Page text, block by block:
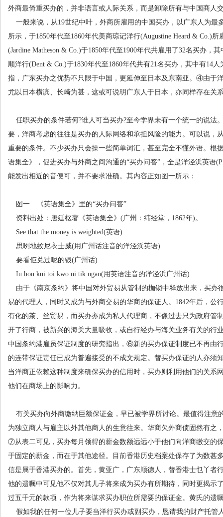
外商最倚重买办的，并非语言或人际关系，而是卸除所有与中国商人
一般来说，从19世纪中叶，外商所雇用的中国买办，以广东人为最
所示，于1850年代至 1860年代美商琼记洋行(Augustine Heard & Co.)所
(Jardine Matheson & Co.)于1850年代至 1900年代共雇用了32名买办，其
顺洋行(Dent & Co.)于1830年代至 1860年代共有21名买办，其中有14人
指，广东买办之优势不只限于中国，更延伸至日本及东南亚。 ④由于
尤以日本横滨、长崎为甚，这或可说明广东人于日本，亦同样存在关
任职买办的条件若何?谁人可当买办?至今学界未有一个统一的说法
要，洋商考虑的往往是买办的人际网络和承担风险的能力。可以说，
重要的条件。不少买办只会操一些简单词汇，甚至完全不懂外语。根
语集全》，促进买办与外商之间沟通的“买办问答” ，全是洋泾浜英语
能发出相近的音便可，并不要求准确。其内容正如图一所示：
图一 《英语集全》里的“买办问答”
资料出处：唐廷枢著《英语集全》 (广州：纬经堂， 1862年)。
See that the money is weighted(英语)
思咧地蚊尼衣士威(用广州话注音的洋泾浜英语)
要看佢兑过呢的银(广州话)
Iu hon kui toi kwo ni tik ngan(用英语注音的洋泾浜广州话)
由于《南京条约》将中国对外贸易从管制的枷锁中释放出来，买办
易的代理人，同时又成为与外商交易的华商的保证人。 1842年后，公
有化的茶、丝贸易，而买办亦成为私人代理商，不像过去只为政府管
开了行商，被新兴的海关大量吸收，或自行经办与海关业务有关的行
中国条约港雇员保证制度的研究指出， ⑥新的买办保证制度已不再由
的连带保证责任已成为普遍接受的不成文规定。替买办保证的人亦须
当洋商正依赖这种制度来确保买办的信用时，买办则利用他们的关系
他们在商场上的影响力。
有关买办向外商缴纳巨额保证金，早已被学界所讨论。最值得注意
为独立商人与雇主以外其他商人的生意往来。华商欠外商债固然有之
⑦从表二可见，买办每月领得的薪金数额远远小于他们向洋商缴交的
于固定的薪金，而在于其他途径。目前香港历史档案处保存了为数甚
信是属于香港买办的。首先，黄亚广，广东顺德人，替香港士乜丫者
他的遗嘱中可见他不仅对其儿子将来成为买办有所期待，同时更揭示
过五千元的款项，作为将来谋求买办职位所需要的保证金。黄氏的遗
假如我的任何一位儿子要当洋行买办或副买办，恳请我的财产托管